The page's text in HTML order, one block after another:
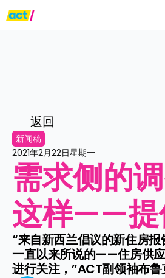
返回
新闻稿
2021年2月22日星期一
需求侧的
这样——提
“来自新西兰倡议的新住房
一直以来所说的——住房供
进行关注，”ACT副领袖布鲁